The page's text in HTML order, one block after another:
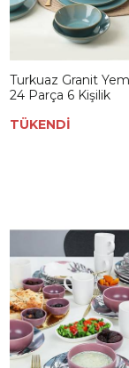
Turkuaz Granit
24 Parça 6 Kişilik
TÜKENDİ